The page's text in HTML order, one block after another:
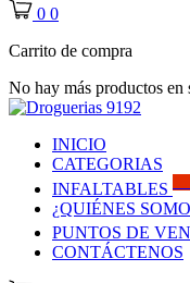
0 0
Carrito de compra
No hay más productos en
INICIO
CATEGORIAS
INFALTABLES
¿QUIÉNES
PUNTOS DE
CONTÁCTENOS